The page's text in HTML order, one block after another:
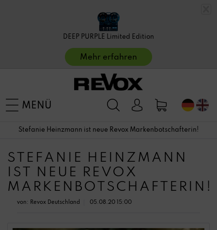
DEEP PURPLE Limited Edition
Mehr erfahren
MENÜ
Stefanie Heinzmann ist neue Revox Markenbotschafterin!
STEFANIE HEINZMANN
IST NEUE REVOX
MARKENBOTSCHAFTERIN!
von: Revox Deutschland 05.08.20 15:00